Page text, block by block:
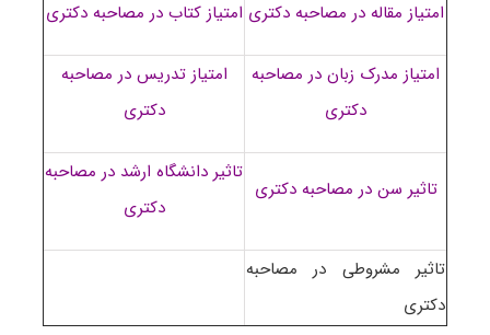
امتیاز مقاله در مصاحبه دکتری امتیاز کتاب در مصاحبه دکتری
امتیاز مدرک زبان در مصاحبه
دکتری
امتیاز تدریس در مصاحبه
دکتری
تاثیر سن در مصاحبه دکتری
تاثیر دانشگاه ارشد در مصاحبه
دکتری
تاثیر مشروطی در مصاحبه
دکتری